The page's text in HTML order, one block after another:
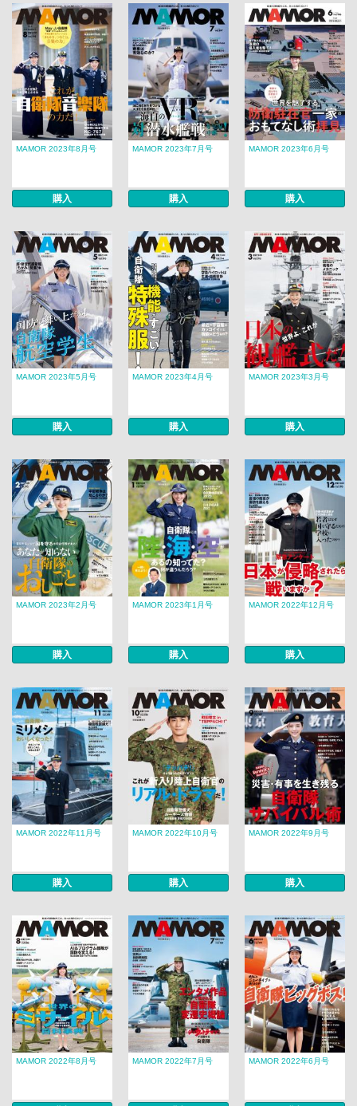
MAMOR 2023年8月号
購入
MAMOR 2023年7月号
購入
MAMOR 2023年6月号
購入
MAMOR 2023年5月号
購入
MAMOR 2023年4月号
購入
MAMOR 2023年3月号
購入
MAMOR 2023年2月号
購入
MAMOR 2023年1月号
購入
MAMOR 2022年12月号
購入
MAMOR 2022年11月号
購入
MAMOR 2022年10月号
購入
MAMOR 2022年9月号
購入
MAMOR 2022年8月号 MAMOR 2022年7月号 MAMOR 2022年6月号